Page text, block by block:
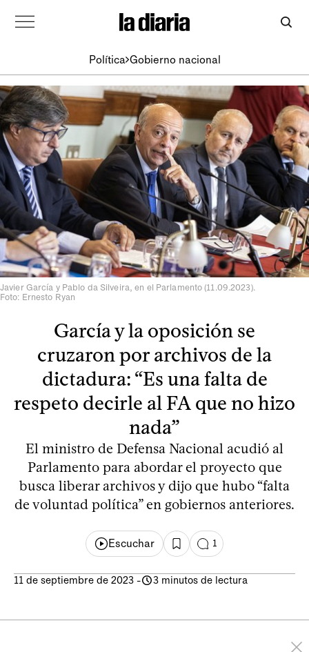
Política Gobierno nacional
Javier García y Pablo da Silveira, en el Parlamento (11.09.2023).
Foto: Ernesto Ryan
García y la oposición se
cruzaron por archivos de la
dictadura: “Es una falta de
respeto decirle al FA que no hizo
nada”
El ministro de Defensa Nacional acudió al
Parlamento para abordar el proyecto que
busca liberar archivos y dijo que hubo “falta
de voluntad política” en gobiernos anteriores.
Escuchar 1
11 de septiembre de 2023 - 3 minutos de lectura